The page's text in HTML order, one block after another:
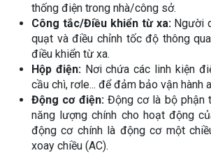
thống điện trong nhà/công sở.
Công tắc/Điều khiển từ xa:Người
quạt và điều chỉnh tốc độ thông
điều khiển từ xa.
Hộp điện:Nơi chứa các linh kiện
cầu chì, rơle... để đảm bảo vận hành
Động cơ điện: Động cơ là bộ phận
năng lượng chính cho hoạt động
động cơ chính là động cơ một
xoay chiều (AC).